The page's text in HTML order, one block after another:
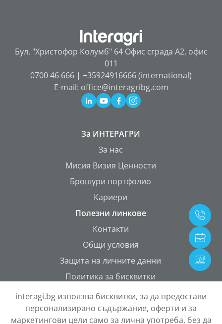
interagi.bg използва бисквитки, за да предостави
персонализирано съдържание, оферти и за
маркетингови цели само за лична употреба, без да
Бул. "Христофор Колумб" 64 Офис сграда А2, офис
011
0700 46 666 | +35924916666 (international)
E-mail: office@interagribg.com
За ИНТЕРАГРИ
За нас
Мисия Визия Ценности
Брошури портфолио
Кариери
Полезни линкове
Контакти
Общи условия
Защита на личните данни
Политика за бисквитки
ONETEAM Portal